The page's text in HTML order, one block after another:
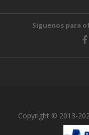
Siguenos para
Copyright © 2013-